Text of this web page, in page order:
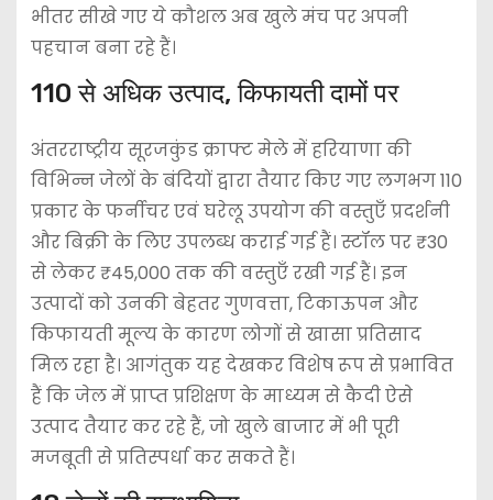
भीतर सीखे गए ये कौशल अब खुले मंच पर अपनी
पहचान बना रहे हैं।
110 से अधिक उत्पाद, किफायती दामों पर
अंतरराष्ट्रीय सूरजकुंड क्राफ्ट मेले में हरियाणा की
विभिन्न जेलों के बंदियों द्वारा तैयार किए गए लगभग 110
प्रकार के फर्नीचर एवं घरेलू उपयोग की वस्तुएँ प्रदर्शनी
और बिक्री के लिए उपलब्ध कराई गई हैं। स्टॉल पर ₹30
से लेकर ₹45,000 तक की वस्तुएँ रखी गई हैं। इन
उत्पादों को उनकी बेहतर गुणवत्ता, टिकाऊपन और
किफायती मूल्य के कारण लोगों से खासा प्रतिसाद
मिल रहा है। आगंतुक यह देखकर विशेष रूप से प्रभावित
हैं कि जेल में प्राप्त प्रशिक्षण के माध्यम से कैदी ऐसे
उत्पाद तैयार कर रहे हैं, जो खुले बाजार में भी पूरी
मजबूती से प्रतिस्पर्धा कर सकते हैं।